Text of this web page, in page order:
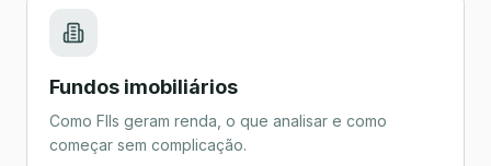
Fundos imobiliários
Como FIIs geram renda, o que analisar e como
começar sem complicação.